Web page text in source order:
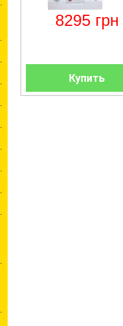
8295 грн
Купить